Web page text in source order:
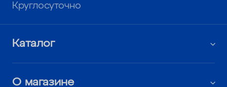
Круглосуточно
Каталог
О магазине